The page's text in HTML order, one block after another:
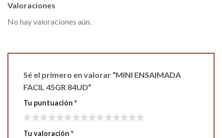
Valoraciones
No hay valoraciones aún.
Sé el primero en valorar “MINI ENSAIMADA
FACIL 45GR 84UD”
Tu puntuación *
Tu valoración *